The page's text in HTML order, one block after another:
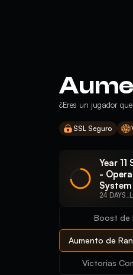
¿Eres un jugador
SSL Seguro
Year 11
-
24
Boost de
Aumento de
Victorias